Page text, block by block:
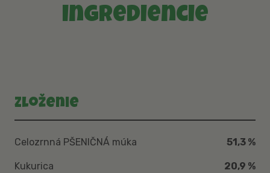
ingrediencie
Zloženie
Celozrnná PŠENIČNÁ múka 51,3 %
Kukurica 20,9 %